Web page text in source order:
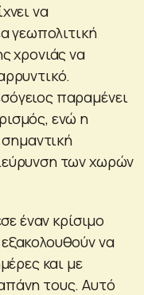
να
γεωπολιτική
χρονιάς να
παραμένει
ενώ η
σημαντική
των χωρών
έναν κρίσιμο
να
και με
τους. Αυτό